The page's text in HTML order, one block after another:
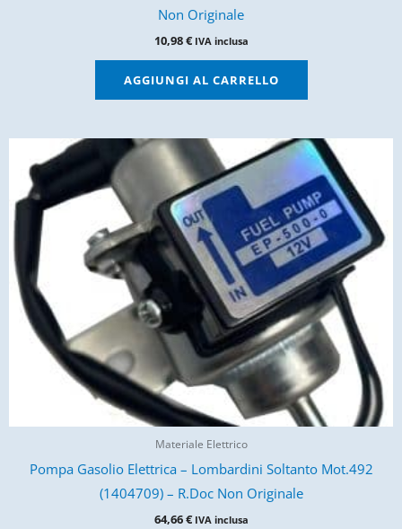
Non Originale
10,98€ IVA inclusa
AGGIUNGI AL CARRELLO
Materiale Elettrico
Pompa Gasolio Elettrica – Lombardini Soltanto Mot.492
(1404709) – R.Doc Non Originale
64,66€ IVA inclusa